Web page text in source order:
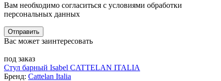
Вам необходимо согласиться с условиями обработки
персональных данных
Отправить
Вас может заинтересовать
под заказ
Стул барный Isabel CATTELAN ITALIA
Бренд: Cattelan Italia